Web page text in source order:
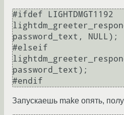
#ifdef LIGHTDMGT1192
password_text, NULL);
#elseif
password_text);
Запускаешь make опять,